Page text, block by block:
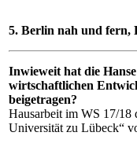
5. Berlin nah und fern,
Inwieweit hat die
wirtschaftlichen
beigetragen?
Hausarbeit im WS 17/18
Universität zu Lübeck“